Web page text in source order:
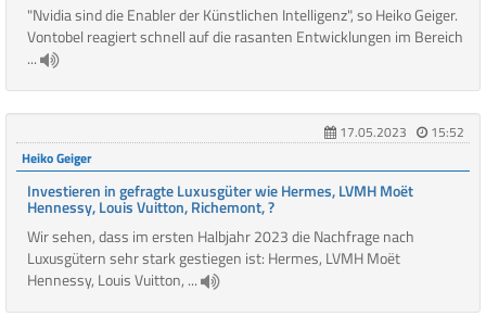
"Nvidia sind die Enabler der Künstlichen Intelligenz", so Heiko Geiger.
Vontobel reagiert schnell auf die rasanten Entwicklungen im Bereich
...
17.05.2023
15:52
Heiko Geiger
Investieren in gefragte Luxusgüter wie Hermes, LVMH Moët
Hennessy, Louis Vuitton, Richemont, ?
Wir sehen, dass im ersten Halbjahr 2023 die Nachfrage nach
Luxusgütern sehr stark gestiegen ist: Hermes, LVMH Moët
Hennessy, Louis Vuitton, ...